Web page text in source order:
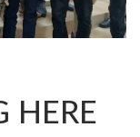
HERE